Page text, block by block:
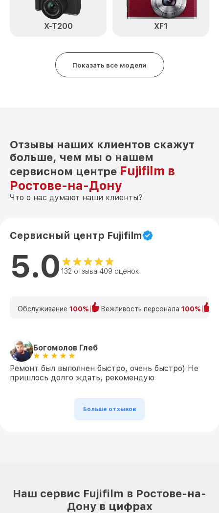
Замена аккумулятора XT-3 Fujifilm от 500₽
X-T200 XF1
Показать все модели
Отзывы наших клиентов скажут
больше, чем мы о нашем
сервисном центре Fujifilm в
Ростове-на-Дону
Что о нас думают наши клиенты?
Сервисный центр Fujifilm
5.0 132 отзыва 409 оценок
Обслуживание 100% Вежливость персонала 100%
Богомолов Глеб
Ремонт был выполнен быстро, очень быстро) Не
пришлось долго ждать, рекомендую
Больше отзывов
Наш сервис Fujifilm в Ростове-на-
Дону в цифрах